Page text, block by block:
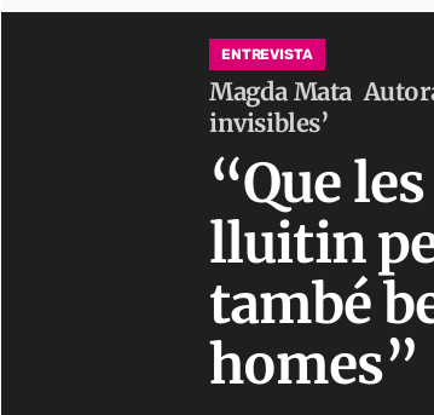
ENTREVISTA
Magda Mata
invisibles’
“Que
lluitin
també
homes”